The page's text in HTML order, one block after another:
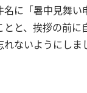
名に「暑中見舞い
とと、挨拶の前に
ないようにしま